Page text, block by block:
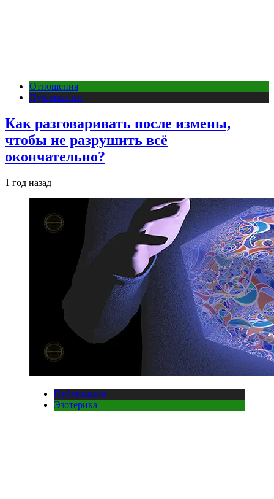
Отношения
Публикации
Как разговаривать после измены,
чтобы не разрушить всё
окончательно?
1 год назад
Публикации
Эзотерика